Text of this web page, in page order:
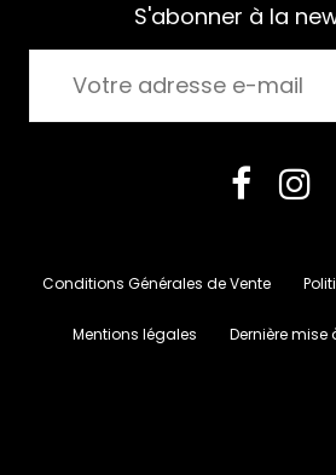
S'abonner à la
Conditions Générales de Vente
Mentions légales Dernière mise